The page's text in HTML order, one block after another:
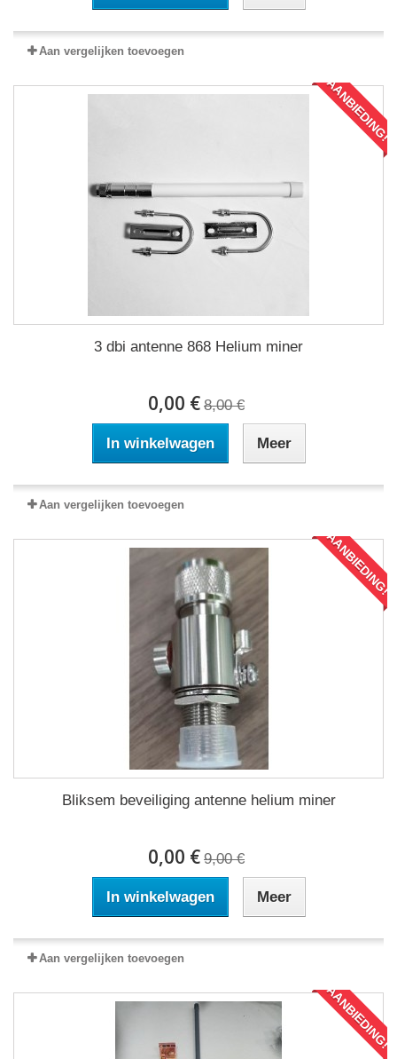
Aan vergelijken toevoegen
AANBIEDING!
3 dbi antenne 868 Helium miner
0,00 € 8,00 €
In winkelwagen Meer
Aan vergelijken toevoegen
AANBIEDING!
Bliksem beveiliging antenne helium miner
0,00 € 9,00 €
In winkelwagen Meer
Aan vergelijken toevoegen
AANBIEDING!